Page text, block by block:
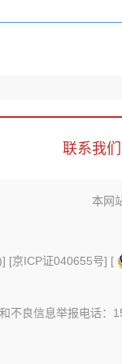
联系我们
本网
] [京ICP证040655号] [
不良信息举报电话：